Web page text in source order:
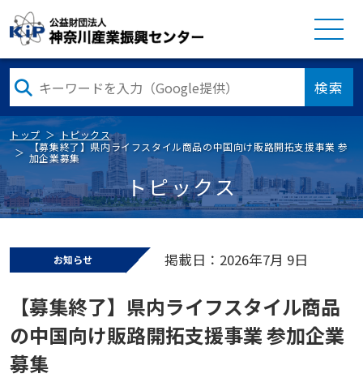
検索
トップ
トピックス
【募集終了】県内ライフスタイル商品の中国向け販路開拓支援事業 参
加企業募集
トピックス
お知らせ 掲載日：2026年7月 9日
【募集終了】県内ライフスタイル商品
の中国向け販路開拓支援事業 参加企業
募集